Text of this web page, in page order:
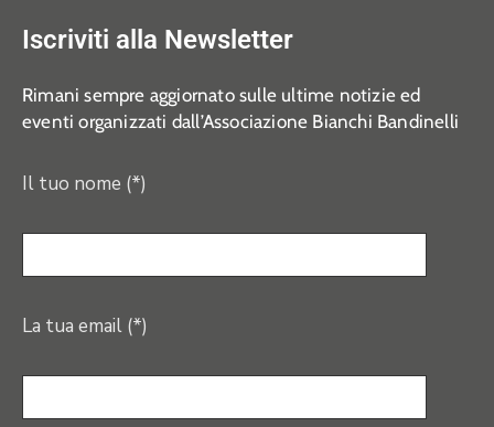
Iscriviti alla Newsletter
Rimani sempre aggiornato sulle ultime notizie ed
eventi organizzati dall’Associazione Bianchi Bandinelli
Il tuo nome (*)
La tua email (*)